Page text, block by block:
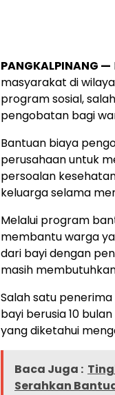
PANGKALPINANG —
masyarakat di
program sosial,
pengobatan bagi
Bantuan biaya
perusahaan untuk
persoalan
keluarga selama
Melalui program
membantu warga
dari bayi dengan
masih
Salah satu
bayi berusia 10
yang diketahui
Baca Juga :
Serahkan